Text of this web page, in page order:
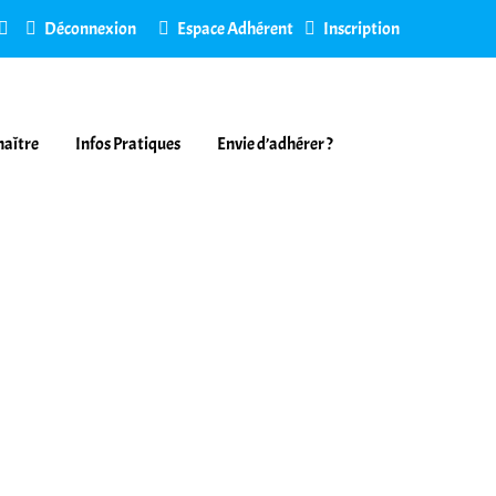
Déconnexion Espace Adhérent Inscription
Infos Pratiques Envie d’adhérer ?